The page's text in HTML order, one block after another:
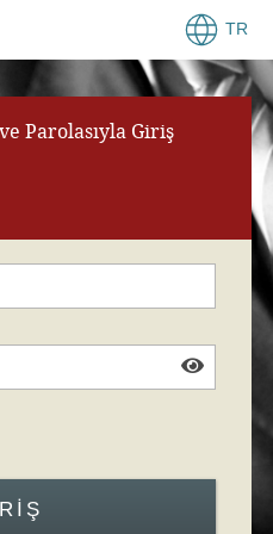
TR
Parolasıyla Giriş